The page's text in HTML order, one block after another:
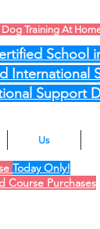
Dog Training At
School
International
Support
Us
Today Only!
Course Purchases